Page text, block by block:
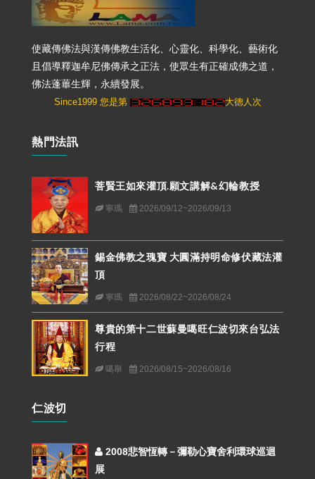
使藏傳佛法與漢傳佛教生活化、心靈化、科學化、藝術化
且倡導釋迦牟尼佛傳承之正法，使眾生有正確成佛之道，
佛法蓬蓽生輝，永續發展。
Since1999 您是第 大德人次
熱門法訊
菩賢王如來灌頂.願文講解&幻輪教授
寧瑪 2026/09/12~2026/09/13
錫金佛教之瑰寶 大圓滿持明命修伏藏法灌
頂
寧瑪 2026/08/22~2026/08/24
尊貴的第十二世蘇曼噶旺仁波切來台弘法
行程
噶舉 2026/08/15~2026/08/16
仁波切
2008悲智恆轉－彌勒心寶舍利環球巡迴
展